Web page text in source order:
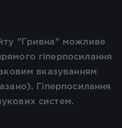
"Гривна" можливе
гіперпосилання
вказуванням
Гіперпосилання
систем.